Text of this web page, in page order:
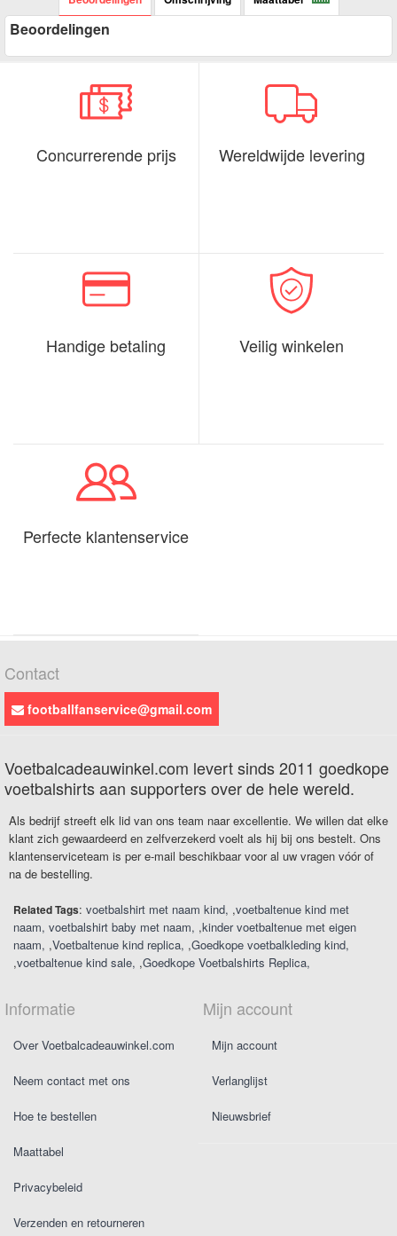
Beoordelingen
Concurrerende prijs Wereldwijde levering
Handige betaling Veilig winkelen
Perfecte klantenservice
Contact
footballfanservice@gmail.com
Voetbalcadeauwinkel.com levert sinds 2011 goedkope
voetbalshirts aan supporters over de hele wereld.
Als bedrijf streeft elk lid van ons team naar excellentie. We willen dat elke
klant zich gewaardeerd en zelfverzekerd voelt als hij bij ons bestelt. Ons
klantenserviceteam is per e-mail beschikbaar voor al uw vragen vóór of
na de bestelling.
Related Tags: voetbalshirt met naam kind ,voetbaltenue kind met
naam voetbalshirt baby met naam ,kinder voetbaltenue met eigen
naam ,Voetbaltenue kind replica ,Goedkope voetbalkleding kind
,voetbaltenue kind sale ,Goedkope Voetbalshirts Replica
Informatie
Over Voetbalcadeauwinkel.com
Neem contact met ons
Hoe te bestellen
Maattabel
Privacybeleid
Verzenden en retourneren
Mijn account
Mijn account
Verlanglijst
Nieuwsbrief